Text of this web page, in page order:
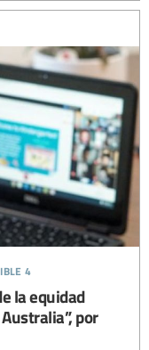
4
la equidad
por